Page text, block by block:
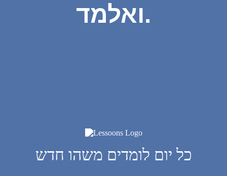
ואלמד.
כל יום לומדים משהו חדש